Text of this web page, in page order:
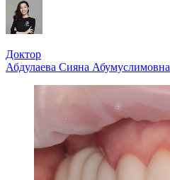
Доктор
Абдулаева Сияна Абумуслимовна